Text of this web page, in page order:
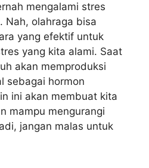
mengalami stres
Nah, olahraga bisa
yang efektif untuk
yang kita alami. Saat
akan memproduksi
sebagai hormon
ini akan membuat kita
mampu mengurangi
jangan malas untuk